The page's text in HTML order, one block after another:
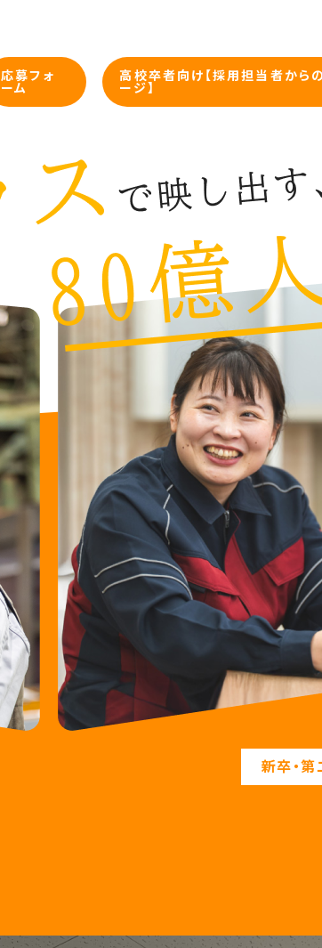
応募フォ
ーム
高校卒者向け【採用担当者から
ージ】
新卒・